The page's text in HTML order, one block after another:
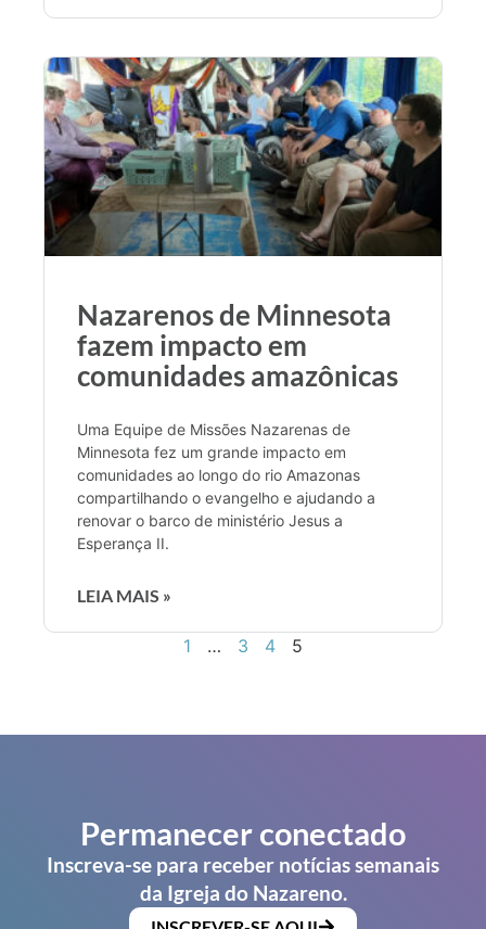
Nazarenos de Minnesota
fazem impacto em
comunidades amazônicas
Uma Equipe de Missões Nazarenas de
Minnesota fez um grande impacto em
comunidades ao longo do rio Amazonas
compartilhando o evangelho e ajudando a
renovar o barco de ministério Jesus a
Esperança II.
LEIA MAIS »
1 … 3 4 5
Permanecer conectado
Inscreva-se para receber notícias semanais
da Igreja do Nazareno.